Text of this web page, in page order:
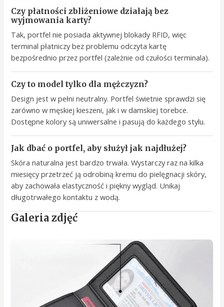
Czy płatności zbliżeniowe działają bez
wyjmowania karty?
Tak, portfel nie posiada aktywnej blokady RFID, więc
terminal płatniczy bez problemu odczyta kartę
bezpośrednio przez portfel (zależnie od czułości terminala).
Czy to model tylko dla mężczyzn?
Design jest w pełni neutralny. Portfel świetnie sprawdzi się
zarówno w męskiej kieszeni, jak i w damskiej torebce.
Dostępne kolory są uniwersalne i pasują do każdego stylu.
Jak dbać o portfel, aby służył jak najdłużej?
Skóra naturalna jest bardzo trwała. Wystarczy raz na kilka
miesięcy przetrzeć ją odrobiną kremu do pielęgnacji skóry,
aby zachowała elastyczność i piękny wygląd. Unikaj
długotrwałego kontaktu z wodą.
Galeria zdjęć